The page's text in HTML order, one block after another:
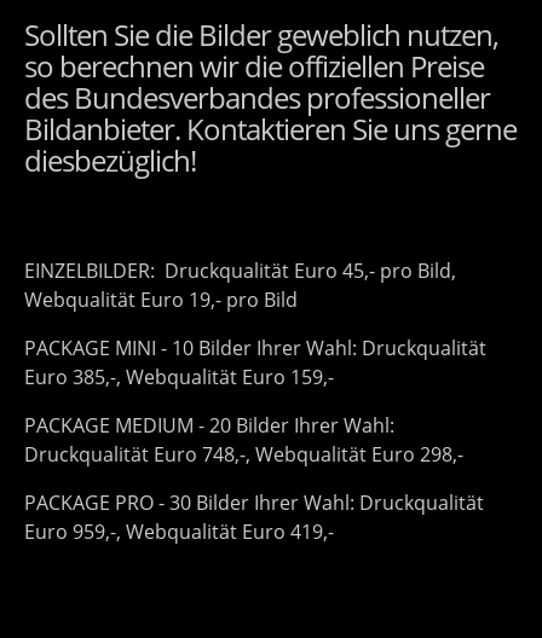
Sollten Sie die Bilder geweblich nutzen,
so berechnen wir die offiziellen Preise
des Bundesverbandes professioneller
Bildanbieter. Kontaktieren Sie uns gerne
diesbezüglich!
EINZELBILDER: Druckqualität Euro 45,- pro Bild,
Webqualität Euro 19,- pro Bild
PACKAGE MINI - 10 Bilder Ihrer Wahl: Druckqualität
Euro 385,-, Webqualität Euro 159,-
PACKAGE MEDIUM - 20 Bilder Ihrer Wahl:
Druckqualität Euro 748,-, Webqualität Euro 298,-
PACKAGE PRO - 30 Bilder Ihrer Wahl: Druckqualität
Euro 959,-, Webqualität Euro 419,-